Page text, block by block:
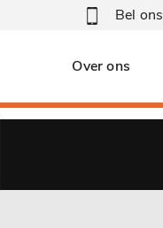
Bel ons
Over ons